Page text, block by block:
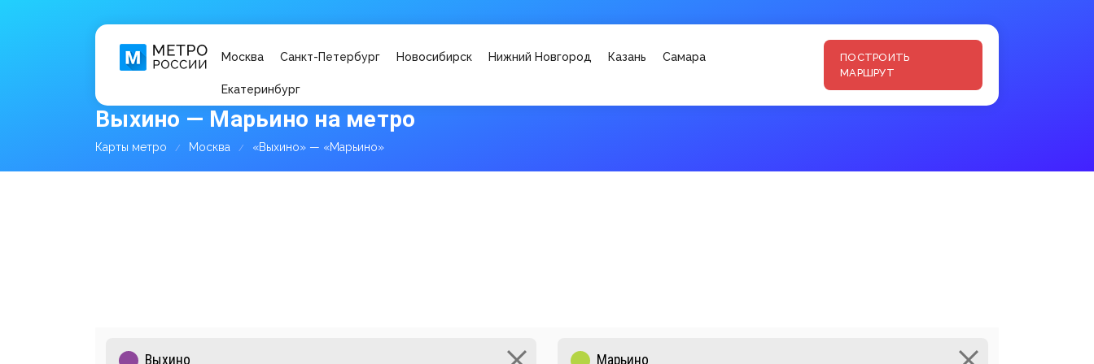
Москва Санкт-Петербург Новосибирск Нижний Новгород Казань Самара
Екатеринбург
ПОСТРОИТЬ
МАРШРУТ
Выхино — Марьино на метро
Карты метро Москва «Выхино» — «Марьино»